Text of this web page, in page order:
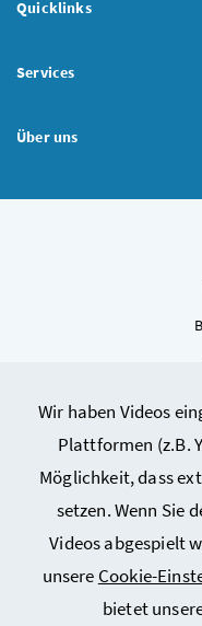
Wir haben Videos
Plattformen (z.B.
Möglichkeit, dass
setzen. Wenn Sie
Videos abgespielt
unsere Cookie-
bietet
Quicklinks
Services
Über uns